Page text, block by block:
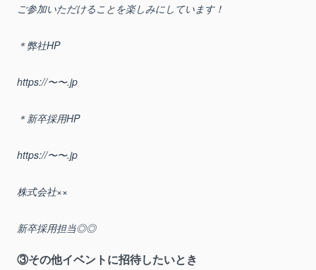
ご参加いただけることを楽しみにしています！
＊弊社HP
https://〜〜.jp
＊新卒採用HP
https://〜〜.jp
株式会社××
新卒採用担当◎◎
③その他イベントに招待したいとき